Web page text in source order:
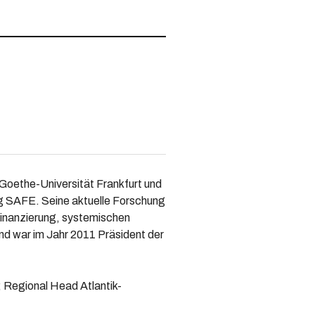
Universität Frankfurt und
Seine aktuelle Forschung
systemischen
war im Jahr 2011 Präsident der
Regional Head Atlantik-